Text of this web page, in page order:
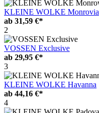
KLEINE WOLKE Monrovia
ab 31,59 €*
2
VOSSEN Exclusive
ab 29,95 €*
3
KLEINE WOLKE Havanna
ab 44,16 €*
4